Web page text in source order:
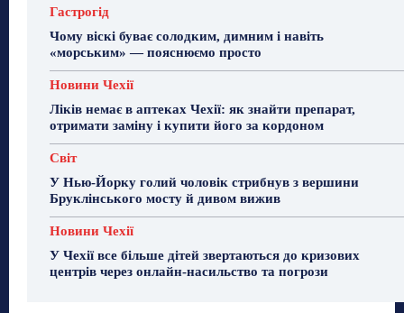
Гастрогід
Чому віскі буває солодким, димним і навіть
«морським» — пояснюємо просто
Новини Чехії
Ліків немає в аптеках Чехії: як знайти препарат,
отримати заміну і купити його за кордоном
Світ
У Нью-Йорку голий чоловік стрибнув з вершини
Бруклінського мосту й дивом вижив
Новини Чехії
У Чехії все більше дітей звертаються до кризових
центрів через онлайн-насильство та погрози